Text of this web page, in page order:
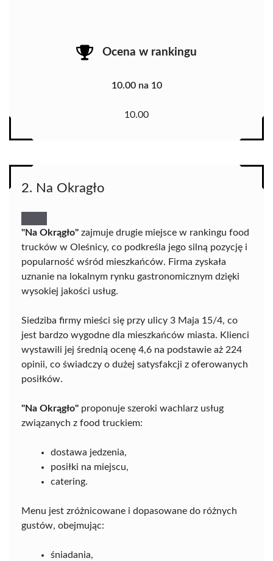
Ocena w rankingu
10.00 na 10
10.00
2. Na Okragło
"Na Okrągło" zajmuje drugie miejsce w rankingu food
trucków w Oleśnicy, co podkreśla jego silną pozycję i
popularność wśród mieszkańców. Firma zyskała
uznanie na lokalnym rynku gastronomicznym dzięki
wysokiej jakości usług.
Siedziba firmy mieści się przy ulicy 3 Maja 15/4, co
jest bardzo wygodne dla mieszkańców miasta. Klienci
wystawili jej średnią ocenę 4,6 na podstawie aż 224
opinii, co świadczy o dużej satysfakcji z oferowanych
posiłków.
"Na Okrągło" proponuje szeroki wachlarz usług
związanych z food truckiem:
dostawa jedzenia,
posiłki na miejscu,
catering.
Menu jest zróżnicowane i dopasowane do różnych
gustów, obejmując:
śniadania,